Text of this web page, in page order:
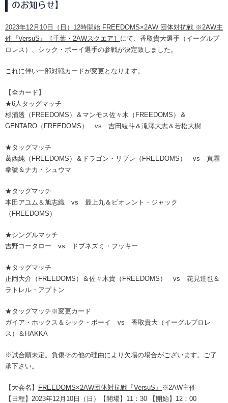
のお知らせ】
2023年12月10日（日）12時開始 FREEDOMS×2AW 団体対抗戦 ※2AW主
催『VersuS』［千葉・2AWスクエア］ にて、香取貴大選手（イーグルプ
ロレス）、シック・ボーイ選手の参戦が決定致しました。
これに伴い一部対戦カードが変更となります。
【全カード】
★6人タッグマッチ
杉浦透（FREEDOMS）＆マンモス佐々木（FREEDOMS）＆
GENTARO（FREEDOMS） vs 吉田綾斗＆滝澤大志＆若松大樹
★タッグマッチ
葛西純（FREEDOMS）＆ドラゴン・リブレ（FREEDOMS） vs 真霜
拳號＆ナカ・シュウマ
★タッグマッチ
本田アユム＆旭志織 vs 最上九＆ビオレント・ジャック
（FREEDOMS）
★シングルマッチ
吉野コータロー vs ドブネズミ・フッキー
★タッグマッチ
正岡大介（FREEDOMS）＆佐々木貴（FREEDOMS） vs 花見達也＆
ラトレル・アプトン
★タッグマッチ※変更カード
ガイア・ホックス＆シック・ボーイ vs 香取貴大（イーグルプロレ
ス）＆HAKKA
※試合順未定。負傷その他の理由により欠場の場合がございます。ご了
承下さい。
【大会名】 FREEDOMS×2AW団体対抗戦『VersuS』
※2AW主催
【日程】2023年12月10日（日）【開場】11：30 【開始】12：00